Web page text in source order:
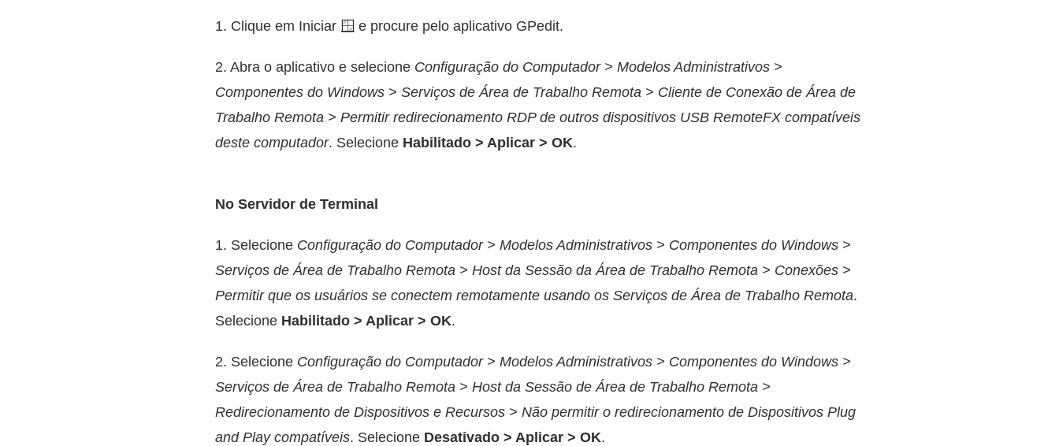
1. Clique em Iniciar 🪟 e procure pelo aplicativo GPedit.
2. Abra o aplicativo e selecione Configuração do Computador > Modelos Administrativos >
Componentes do Windows > Serviços de Área de Trabalho Remota > Cliente de Conexão de Área de
Trabalho Remota > Permitir redirecionamento RDP de outros dispositivos USB RemoteFX compatíveis
deste computador. Selecione Habilitado > Aplicar > OK.
No Servidor de Terminal
1. Selecione Configuração do Computador > Modelos Administrativos > Componentes do Windows >
Serviços de Área de Trabalho Remota > Host da Sessão da Área de Trabalho Remota > Conexões >
Permitir que os usuários se conectem remotamente usando os Serviços de Área de Trabalho Remota.
Selecione Habilitado > Aplicar > OK.
2. Selecione Configuração do Computador > Modelos Administrativos > Componentes do Windows >
Serviços de Área de Trabalho Remota > Host da Sessão de Área de Trabalho Remota >
Redirecionamento de Dispositivos e Recursos > Não permitir o redirecionamento de Dispositivos Plug
and Play compatíveis. Selecione Desativado > Aplicar > OK.